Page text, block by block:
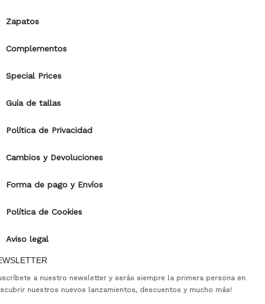
Zapatos
Complementos
Special Prices
Guía de tallas
Política de Privacidad
Cambios y Devoluciones
Forma de pago y Envíos
Política de Cookies
Aviso legal
a nuestro newsletter y serás siempre la primera persona en
nuestros nuevos lanzamientos, descuentos y mucho más!